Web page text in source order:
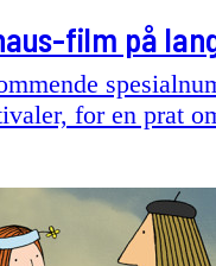
film på
for en prat